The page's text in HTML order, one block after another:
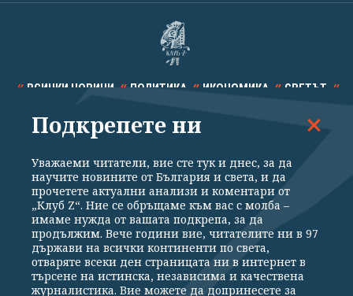
ВСИЧКИ НОВИНИ ПОЛИТИКА ИКОНОМИКА СВЕТЪТ
СПОРТ КУЛТУРА ТЕХНОЛОГИИ КАЛЕЙДОСКОП
Общи условия
Политика за поверителност
Реклама
Партньори Контакти
За Клуб Z
Екип
Подкрепете ни
Подкрепете ни
Уважаеми читатели, вие сте тук и днес, за да
научите новините от България и света, и да
прочетете актуални анализи и коментари от
„Клуб Z“. Ние се обръщаме към вас с молба –
имаме нужда от вашата подкрепа, за да
продължим. Вече години вие, читателите ни в 97
държави на всички континенти по света,
отваряте всеки ден страницата ни в интернет в
търсене на истинска, независима и качествена
журналистика. Вие можете да допринесете за